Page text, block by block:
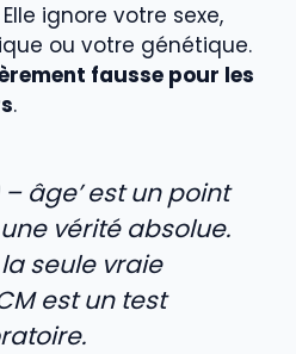
ignore votre sexe,
ou votre génétique.
fausse pour les
.
âge’ est un point
vérité absolue.
seule vraie
est un test